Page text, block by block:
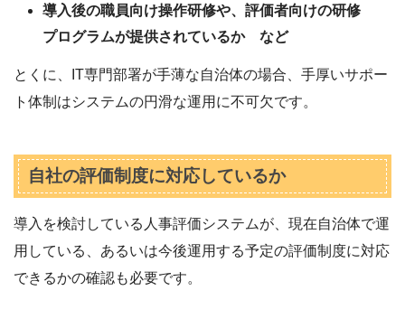
導入後の職員向け操作研修や、評価者向けの研修
プログラムが提供されているか など
とくに、IT専門部署が手薄な自治体の場合、手厚いサポー
ト体制はシステムの円滑な運用に不可欠です。
自社の評価制度に対応しているか
導入を検討している人事評価システムが、現在自治体で運
用している、あるいは今後運用する予定の評価制度に対応
できるかの確認も必要です。